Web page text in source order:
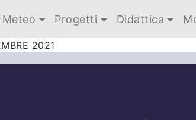
Progetti Didattica
2021